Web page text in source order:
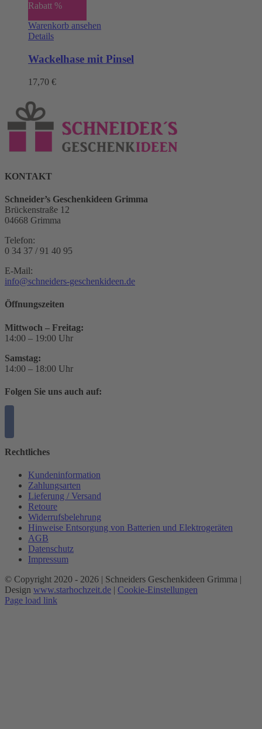
Rabatt %
Warenkorb ansehen
Details
Wackelhase mit Pinsel
17,70 €
KONTAKT
Schneider’s Geschenkideen Grimma
Brückenstraße 12
04668 Grimma
Telefon:
0 34 37 / 91 40 95
E-Mail:
info@schneiders-geschenkideen.de
Öffnungszeiten
Mittwoch – Freitag:
14:00 – 19:00 Uhr
Samstag:
14:00 – 18:00 Uhr
Folgen Sie uns auch auf:
Rechtliches
Kundeninformation
Zahlungsarten
Lieferung / Versand
Retoure
Widerrufsbelehrung
Hinweise Entsorgung von Batterien und Elektrogeräten
AGB
Datenschutz
Impressum
© Copyright 2020 - 2026 | Schneiders Geschenkideen Grimma |
Design www.starhochzeit.de | Cookie-Einstellungen
Page load link